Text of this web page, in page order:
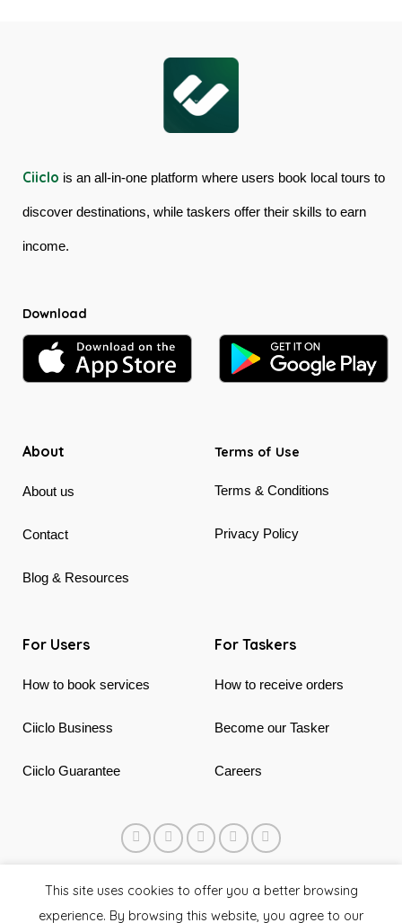
Ciiclo is an all-in-one platform where users book local tours to
discover destinations, while taskers offer their skills to earn
income.
Download
About
About us
Contact
Blog & Resources
Terms of Use
Terms & Conditions
Privacy Policy
For Users
How to book services
Ciiclo Business
Ciiclo Guarantee
For Taskers
How to receive orders
Become our Tasker
Careers
© 2018 - 2026 Ciiclo. Made in Canada & Vietnam
This site uses cookies to offer you a better browsing
experience. By browsing this website, you agree to our